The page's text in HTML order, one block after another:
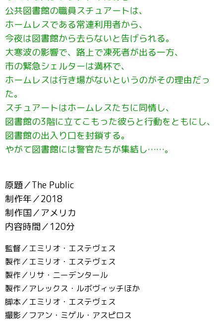
公共図書館の職員スチュアートは、
ホームレスである常連利用者から、
今夜は図書館から去らないと告げられる。
大寒波の影響で、路上で凍死者が出る一方、
市の緊急シェルターは満杯で、
ホームレスは行き場がないというのがその理由だっ
た。
スチュアートはホームレスたちに同情し、
図書館の3階に立てこもった彼らと行動をともにし、
図書館の出入り口を封鎖する。
やがて図書館には警官たちが集結し……。
原題／The Public
制作年／2018
制作国／アメリカ
内容時間／120分
監督／エミリオ・エステヴェス
製作／エミリオ・エステヴェス
製作／リサ・ニーデンタール
製作／アレックス・ルボヴィッチほか
脚本／エミリオ・エステヴェス
撮影／フアン・ミゲル・アスピロス